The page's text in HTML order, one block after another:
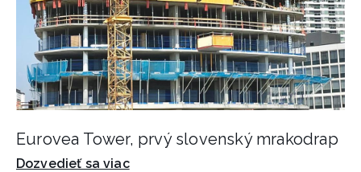
Eurovea Tower, prvý slovenský mrakodrap
Dozvedieť sa viac